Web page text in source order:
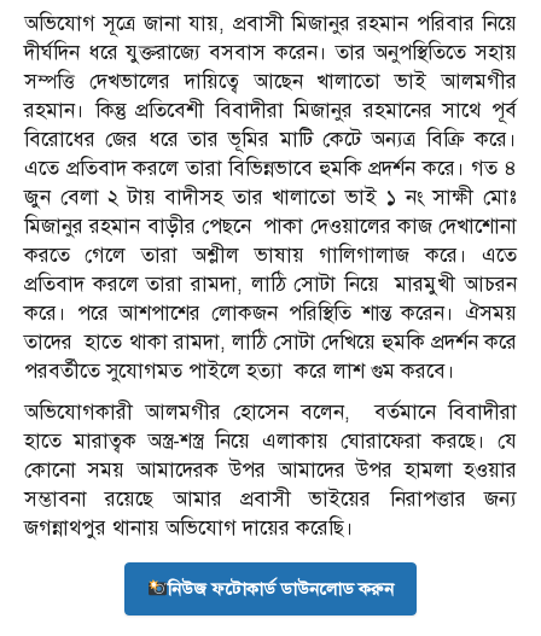
অভিযোগ সূত্রে জানা যায়, প্রবাসী মিজানুর রহমান পরিবার নিয়ে
দীর্ঘদিন ধরে যুক্তরাজ্যে বসবাস করেন। তার অনুপস্থিতিতে সহায়
সম্পত্তি দেখভালের দায়িত্বে আছেন খালাতো ভাই আলমগীর
রহমান। কিন্তু প্রতিবেশী বিবাদীরা মিজানুর রহমানের সাথে পূর্ব
বিরোধের জের ধরে তার ভূমির মাটি কেটে অন্যত্র বিক্রি করে।
এতে প্রতিবাদ করলে তারা বিভিন্নভাবে হুমকি প্রদর্শন করে। গত ৪
জুন বেলা ২ টায় বাদীসহ তার খালাতো ভাই ১ নং সাক্ষী মোঃ
মিজানুর রহমান বাড়ীর পেছনে পাকা দেওয়ালের কাজ দেখাশোনা
করতে গেলে তারা অশ্লীল ভাষায় গালিগালাজ করে। এতে
প্রতিবাদ করলে তারা রামদা, লাঠি সোটা নিয়ে
মারমুখী আচরন
করে। পরে আশপাশের লোকজন পরিস্থিতি শান্ত করেন। ঐসময়
তাদের হাতে থাকা রামদা, লাঠি সোটা দেখিয়ে হুমকি প্রদর্শন করে
পরবর্তীতে সুযোগমত পাইলে হত্যা করে লাশ গুম করবে।
অভিযোগকারী আলমগীর হোসেন বলেন,
বর্তমানে বিবাদীরা
হাতে মারাত্বক অস্ত্র-শস্ত্র নিয়ে এলাকায় ঘোরাফেরা করছে। যে
কোনো সময় আমাদেরক উপর আমাদের উপর হামলা হওয়ার
সম্ভাবনা রয়েছে আমার প্রবাসী ভাইয়ের নিরাপত্তার জন্য
জগন্নাথপুর থানায় অভিযোগ দায়ের করেছি।
নিউজ ফটোকার্ড ডাউনলোড করুন